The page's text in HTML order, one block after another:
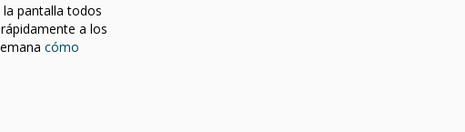
la pantalla todos
a los
cómo